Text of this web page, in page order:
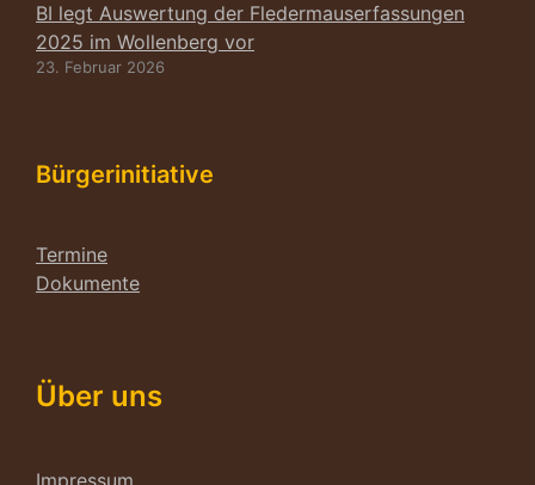
BI legt Auswertung der Fledermauserfassungen
2025 im Wollenberg vor
23. Februar 2026
Bürgerinitiative
Termine
Dokumente
Über uns
Impressum